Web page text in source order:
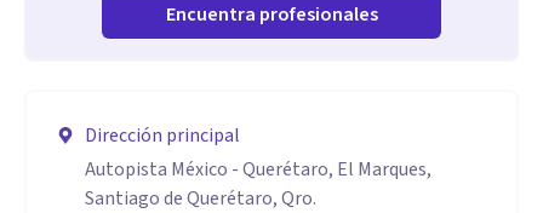
Encuentra profesionales
Dirección principal
Autopista México - Querétaro, El Marques,
Santiago de Querétaro, Qro.